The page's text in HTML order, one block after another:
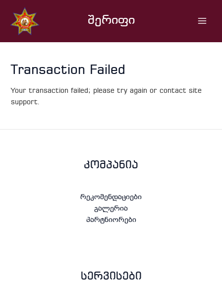
content
შერიფი
Transaction Failed
Your transaction failed; please try again or contact site
support.
კომპანია
რეკომენდაციები
გალერია
პარტნიორები
სერვისები